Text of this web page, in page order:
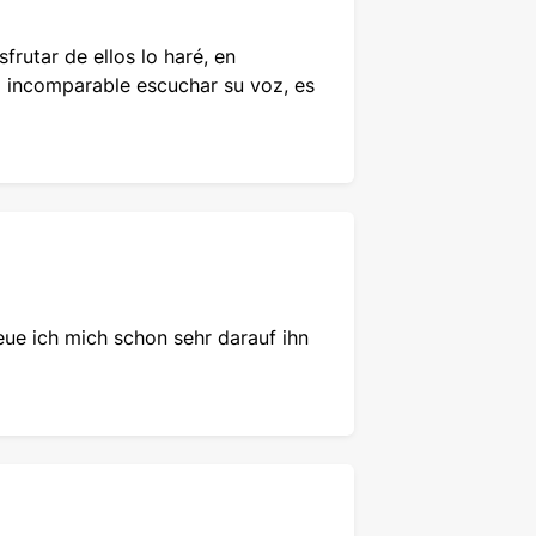
артист створює
Саме тому концерт Дімаша
наскільки універсальним
віку та
музичними тенденціями.
та елементи світових
de ellos lo haré, en
escuchar su voz, es
ich mich schon sehr darauf ihn